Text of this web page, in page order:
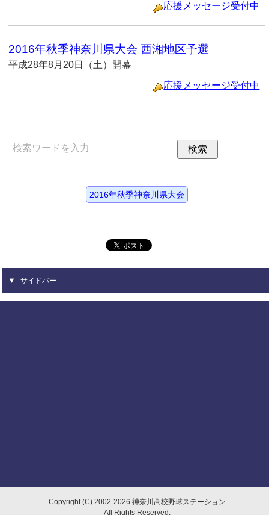
応援メッセージ受付中
2016年秋季神奈川県大会 西湘地区予選
平成28年8月20日（土）開幕
応援メッセージ受付中
2016年秋季神奈川県大会
サイドバー
Copyright (C) 2002-2026 神奈川高校野球ステーション
All Rights Reserved.